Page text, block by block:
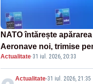
NATO întărește
Aeronave noi, trimise
interceptarea și
Actualitate·31 iul. 2026, 20:33
Actualitate-31 iul. 2026, 21:35